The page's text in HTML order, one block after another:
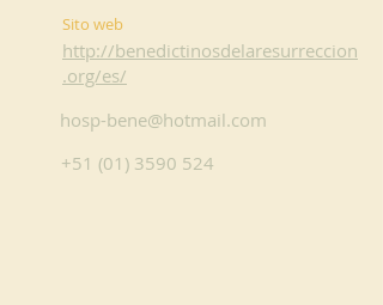
Sito web
http://benedictinosdelaresurreccion
.org/es/
hosp-bene@hotmail.com
+51 (01) 3590 524